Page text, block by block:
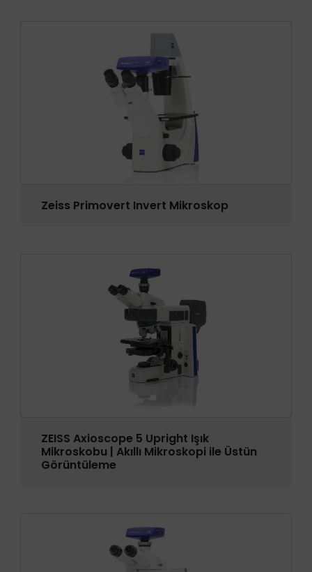
Zeiss Primovert Invert Mikroskop
ZEISS Axioscope 5 Upright Işık
Mikroskobu | Akıllı Mikroskopi ile Üstün
Görüntüleme